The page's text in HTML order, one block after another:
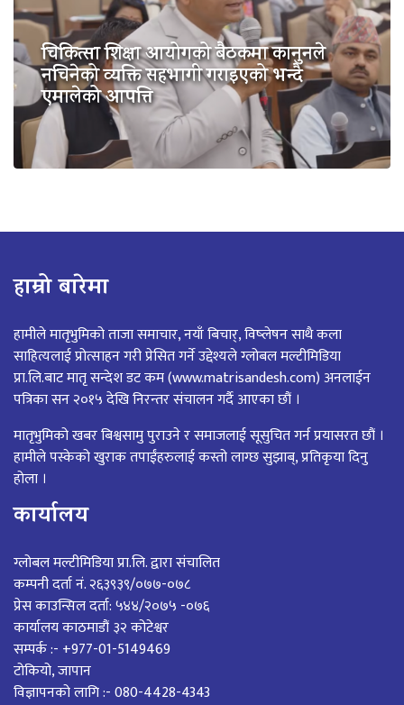
चिकित्सा शिक्षा आयोगको बैठकमा कानुनले
नचिनेको व्यक्ति सहभागी गराइएको भन्दै
एमालेको आपत्ति
हाम्रो बारेमा
हामीले मातृभुमिको ताजा समाचार, नयाँ बिचार्, विष्लेषन साथै कला
साहित्यलाई प्रोत्साहन गरी प्रेसित गर्ने उद्देश्यले ग्लोबल मल्टीमिडिया
प्रा.लि.बाट मातृ सन्देश डट कम (www.matrisandesh.com) अनलाईन
पत्रिका सन २०१५ देखि निरन्तर संचालन गर्दै आएका छौं ।
मातृभुमिको खबर बिश्वसामु पुराउने र समाजलाई सूसुचित गर्न प्रयासरत छौं ।
हामीले पस्केको खुराक तपाईंहरुलाई कस्तो लाग्छ सुझाब्, प्रतिकृया दिनु
होला ।
कार्यालय
ग्लोबल मल्टीमिडिया प्रा.लि. द्वारा संचालित
कम्पनी दर्ता नं. २६३९३९/०७७-०७८
प्रेस काउन्सिल दर्ता: ५४४/२०७५ -०७६
कार्यालय काठमाडौं ३२ कोटेश्वर
सम्पर्क :- +977-01-5149469
टोकियो, जापान
विज्ञापनको लागि :- 080-4428-4343